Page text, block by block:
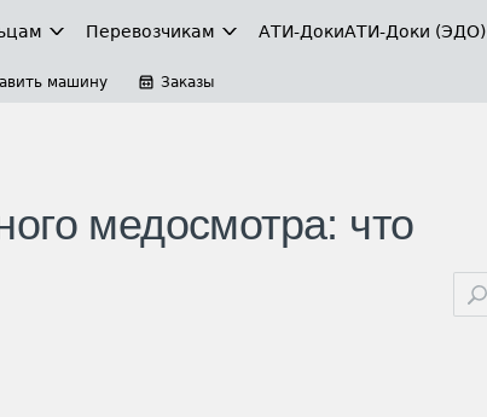
Перевозчикам АТИ-ДокиАТИ-Доки (ЭДО)
машину Заказы
медосмотра: что